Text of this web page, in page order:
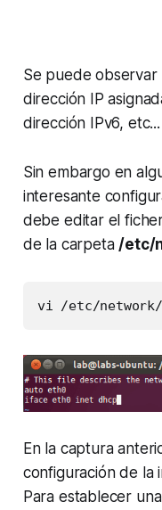
Se puede observar
dirección IP
dirección IPv6, etc...
Sin embargo en
interesante
debe editar el
de la carpeta /etc/
vi /etc/
En la captura
configuración de la
Para establecer